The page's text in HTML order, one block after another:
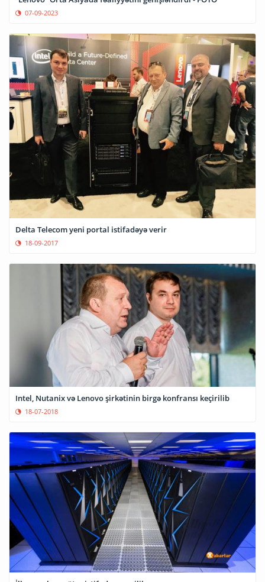
07-09-2023
Delta Telecom yeni portal istifadəyə verir
18-09-2017
Intel, Nutanix və Lenovo şirkətinin birgə konfransı keçirilib
18-07-2018